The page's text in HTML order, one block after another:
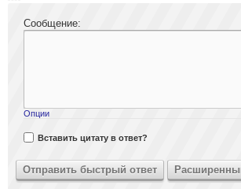
Сообщение:
Опции
Вставить цитату в ответ?